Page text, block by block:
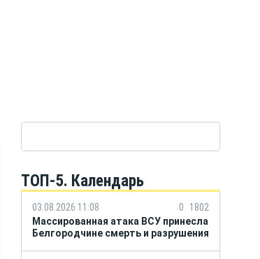
ТОП-5. Календарь
03.08.2026 11:08 0
1802
Массированная атака ВСУ принесла
Белгородчине смерть и разрушения